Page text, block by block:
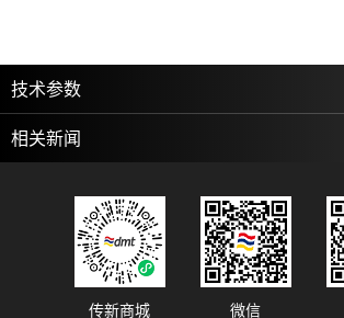
技术参数
相关新闻
传新商城 微信